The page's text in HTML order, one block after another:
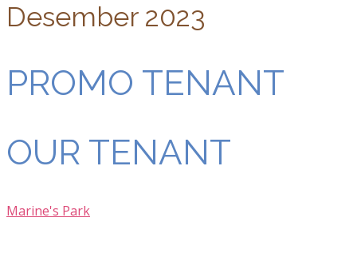
Desember 2023
PROMO TENANT
OUR TENANT
Marine's Park